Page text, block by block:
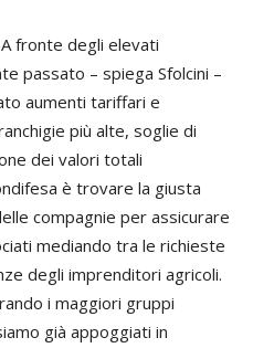
fronte degli elevati
passato – spiega Sfolcini –
aumenti tariffari e
più alte, soglie di
dei valori totali
è trovare la giusta
compagnie per assicurare
mediando tra le richieste
degli imprenditori agricoli.
i maggiori gruppi
già appoggiati in